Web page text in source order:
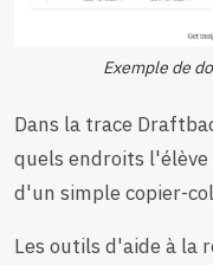
Exemple de
Dans la trace
quels endroits
d'un simple copier-
Les outils d'aide à la